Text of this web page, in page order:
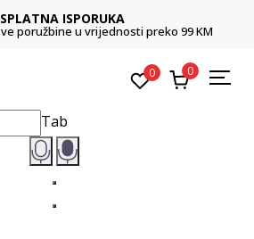
ISPORUKA
poružbine u vrijednosti preko 99 KM
0 0
Tab